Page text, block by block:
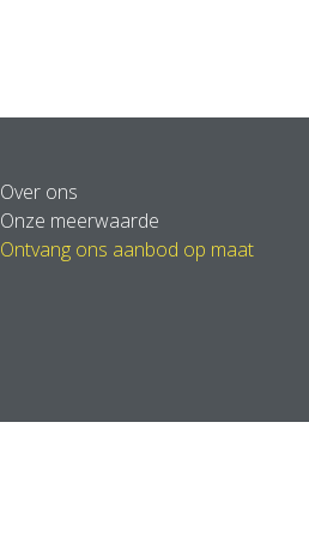
Over ons
Onze meerwaarde
Ontvang ons aanbod op maat